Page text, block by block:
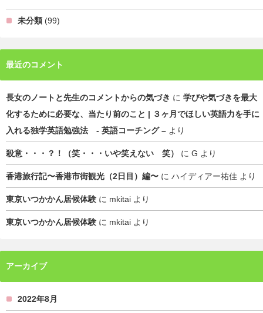
未分類 (99)
最近のコメント
長女のノートと先生のコメントからの気づき に 学びや気づきを最大
化するために必要な、当たり前のこと | ３ヶ月でほしい英語力を手に
入れる独学英語勉強法 - 英語コーチング – より
殺意・・・？！（笑・・・いや笑えない 笑） に G より
香港旅行記〜香港市街観光（2日目）編〜 に ハイディアー祐佳 より
東京いつかかん居候体験 に mkitai より
東京いつかかん居候体験 に mkitai より
アーカイブ
2022年8月